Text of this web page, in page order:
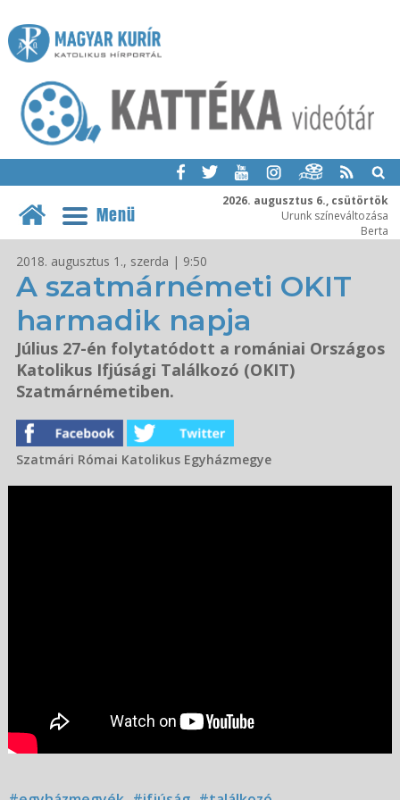
2026. augusztus 6., csütörtök
Urunk színeváltozása
Berta
Menü
2018. augusztus 1., szerda | 9:50
A szatmárnémeti OKIT
harmadik napja
Július 27-én folytatódott a romániai Országos
Katolikus Ifjúsági Találkozó (OKIT)
Szatmárnémetiben.
Szatmári Római Katolikus Egyházmegye